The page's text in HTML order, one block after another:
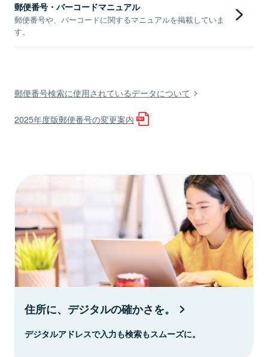
郵便番号・バーコードマニュアル
郵便番号や、バーコードに関するマニュアルを掲載していま
す。
郵便番号検索に使用されているデータについて
2025年度版郵便番号の変更案内
住所に、デジタルの確かさを。
デジタルアドレスで入力も検索もスムーズに。